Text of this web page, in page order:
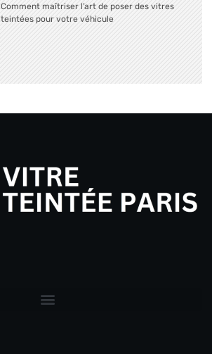
Comment maîtriser l’art de poser des vitres
teintées pour votre véhicule